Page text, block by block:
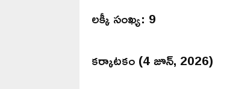
లక్కీ సంఖ్య: 9
కర్కాటకం (4 జూన్, 2026)